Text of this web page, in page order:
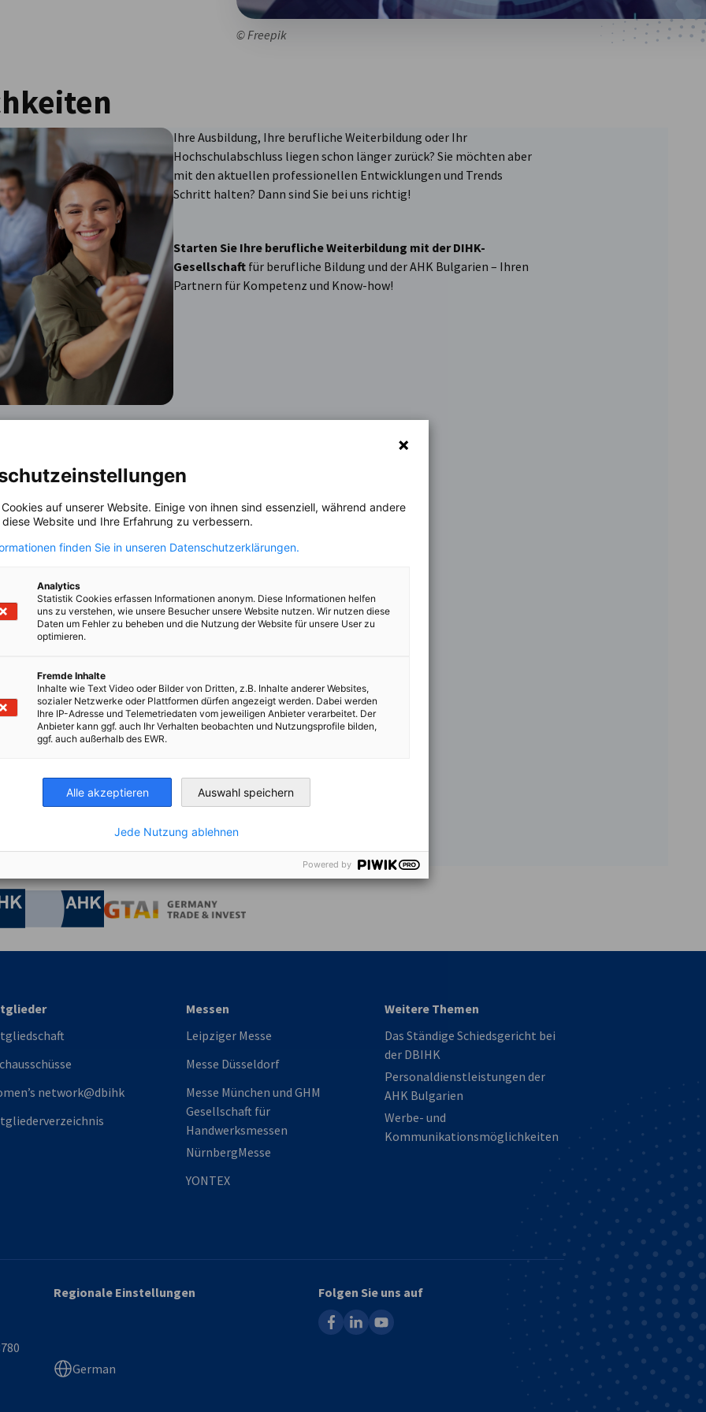
© Freepik
Ihre Ausbildung, Ihre berufliche Weiterbildung oder Ihr
Hochschulabschluss liegen schon länger zurück? Sie möchten aber
mit den aktuellen professionellen Entwicklungen und Trends
Schritt halten? Dann sind Sie bei uns richtig!
Starten Sie Ihre berufliche Weiterbildung mit der DIHK-
Gesellschaft für berufliche Bildung und der AHK Bulgarien – Ihren
Partnern für Kompetenz und Know-how!
418 779
und Energie
Industrie- und Handelskammer
Industrie- und Handelskammer
AHK.de
network@dbihk
Messen
Leipziger Messe
Messe Düsseldorf
Messe München und GHM
Gesellschaft für
Handwerksmessen
NürnbergMesse
YONTEX
Weitere Themen
Das Ständige Schiedsgericht bei
der DBIHK
Personaldienstleistungen der
AHK Bulgarien
Werbe- und
Kommunikationsmöglichkeiten
Regionale Einstellungen
German
Folgen Sie uns auf
facebooklinkedinyoutube
auf unserer Website. Einige von ihnen sind essenziell, während andere
Website und Ihre Erfahrung zu verbessern.
finden Sie in unseren Datenschutzerklärungen.
Analytics
Statistik Cookies erfassen Informationen anonym. Diese Informationen helfen
uns zu verstehen, wie unsere Besucher unsere Website nutzen. Wir nutzen diese
Daten um Fehler zu beheben und die Nutzung der Website für unsere User zu
optimieren.
Fremde Inhalte
Inhalte wie Text Video oder Bilder von Dritten, z.B. Inhalte anderer Websites,
sozialer Netzwerke oder Plattformen dürfen angezeigt werden. Dabei werden
Ihre IP-Adresse und Telemetriedaten vom jeweiligen Anbieter verarbeitet. Der
Anbieter kann ggf. auch Ihr Verhalten beobachten und Nutzungsprofile bilden,
ggf. auch außerhalb des EWR.
Alle akzeptieren Auswahl speichern
Jede Nutzung ablehnen
Powered by